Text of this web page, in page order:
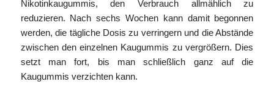
Nikotinkaugummis, den Verbrauch allmählich zu
reduzieren. Nach sechs Wochen kann damit begonnen
werden, die tägliche Dosis zu verringern und die Abstände
zwischen den einzelnen Kaugummis zu vergrößern. Dies
setzt man fort, bis man schließlich ganz auf die
Kaugummis verzichten kann.